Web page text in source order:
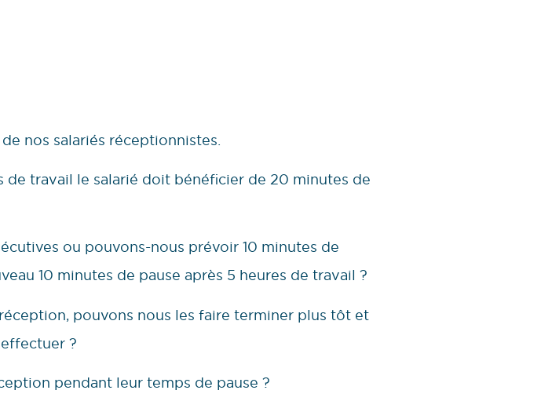
nos salariés réceptionnistes.
de travail le salarié doit bénéficier de 20 minutes de
ou pouvons-nous prévoir 10 minutes de
10 minutes de pause après 5 heures de travail ?
pouvons nous les faire terminer plus tôt et
?
pendant leur temps de pause ?